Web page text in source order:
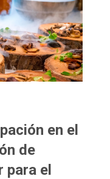
en el
de
el